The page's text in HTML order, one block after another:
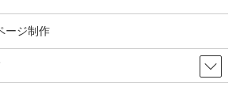
種類）［1.3MB］
答をＱ＆Ａ形式でまとめました。
＆Ａ［529KB］
ージ制作